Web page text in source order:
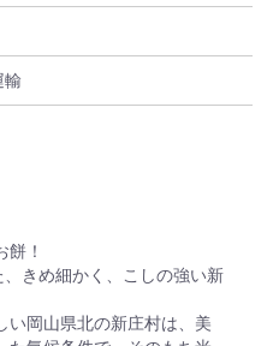
輸
餅！
きめ細かく、こしの強い新
い岡山県北の新庄村は、美